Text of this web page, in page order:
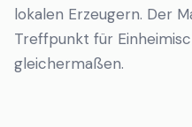
lokalen Erzeugern. Der
Treffpunkt für
gleichermaßen.